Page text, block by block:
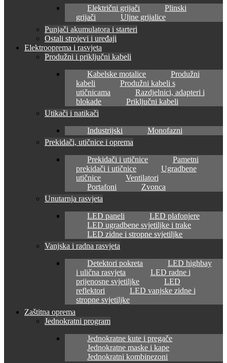
Električni grijači
Plinski
grijači
Uljne grijalice
Punjači akumulatora i starteri
Ostali strojevi i uređaji
Elektrooprema i rasvjeta
Produžni i priključni kabeli
Kabelske motalice
Produžni
kabeli
Produžni kabeli s
utičnicama
Razdjelnici, adapteri i
blokade
Priključni kabeli
Utikači i natikači
Industrijski
Monofazni
Prekidači, utičnice i oprema
Prekidači i utičnice
Pametni
prekidači i utičnice
Ugradbene
utičnice
Ventilatori
Portafoni
Zvonca
Unutarnja rasvjeta
LED paneli
LED plafonjere
LED ugradbene svjetiljke i trake
LED zidne i stropne svjetiljke
Vanjska i radna rasvjeta
Detektori pokreta
LED highbay
i ulična rasvjeta
LED radne i
prijenosne svjetiljke
LED
reflektori
LED vanjske zidne i
stropne svjetiljke
Zaštitna oprema
Jednokratni program
Jednokratne kute i pregače
Jednokratne maske i kape
Jednokratni kombinezoni